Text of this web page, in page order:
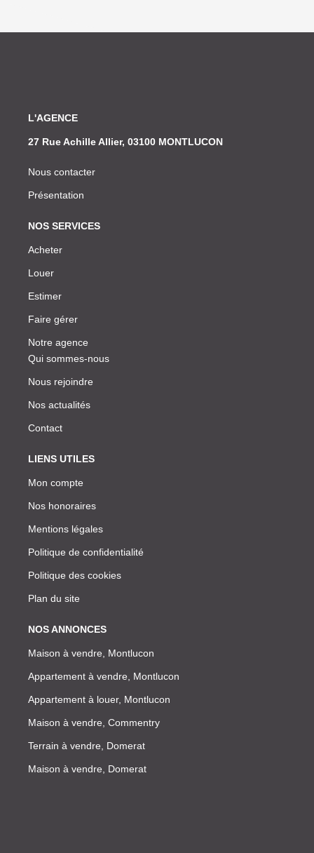
L'AGENCE
27 Rue Achille Allier, 03100 MONTLUCON
Nous contacter
Présentation
NOS SERVICES
Acheter
Louer
Estimer
Faire gérer
Notre agence
Qui sommes-nous
Nous rejoindre
Nos actualités
Contact
LIENS UTILES
Mon compte
Nos honoraires
Mentions légales
Politique de confidentialité
Politique des cookies
Plan du site
NOS ANNONCES
Maison à vendre, Montlucon
Appartement à vendre, Montlucon
Appartement à louer, Montlucon
Maison à vendre, Commentry
Terrain à vendre, Domerat
Maison à vendre, Domerat